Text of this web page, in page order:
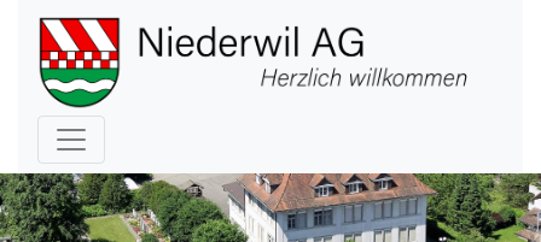
Hauptnavigation